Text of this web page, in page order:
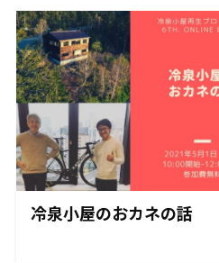
冷泉小屋のおカネの話